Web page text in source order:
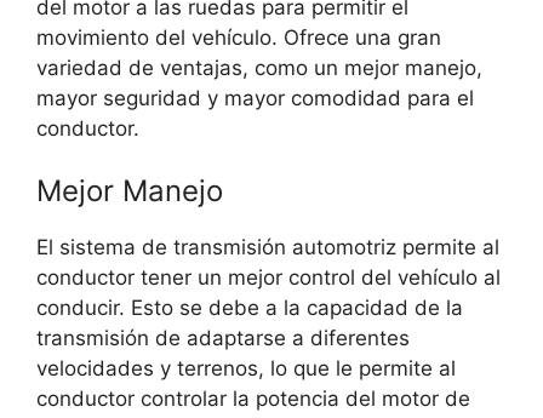
del motor a las ruedas para permitir el
movimiento del vehículo. Ofrece una gran
variedad de ventajas, como un mejor manejo,
mayor seguridad y mayor comodidad para el
conductor.
Mejor Manejo
El sistema de transmisión automotriz permite al
conductor tener un mejor control del vehículo al
conducir. Esto se debe a la capacidad de la
transmisión de adaptarse a diferentes
velocidades y terrenos, lo que le permite al
conductor controlar la potencia del motor de